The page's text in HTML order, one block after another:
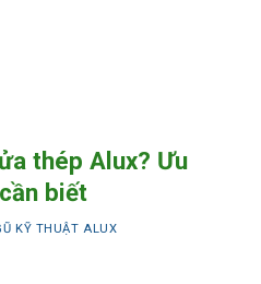
thép Alux? Ưu
biết
KỸ THUẬT ALUX